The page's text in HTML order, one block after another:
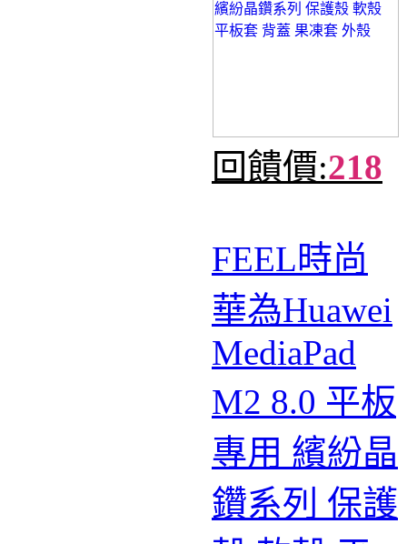
回饋價:218
FEEL時尚
華為Huawei
MediaPad
M2 8.0 平板
專用 繽紛晶
鑽系列 保護